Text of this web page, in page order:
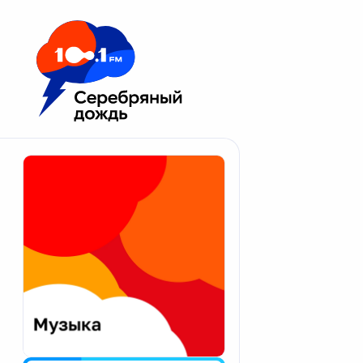
Москва 100.1 FM
Апатиты
Екатеринбург
Калининград
Калуга